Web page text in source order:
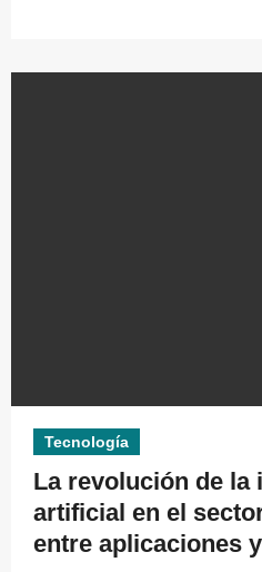
Tecnología
La revolución de la
artificial en el
entre aplicaciones